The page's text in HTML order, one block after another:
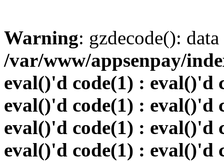
Warning: gzdecode():
/var/www/appsenpay/
eval()'d code(1) : eval()'d
eval()'d code(1) : eval()'d
eval()'d code(1) : eval()'d
eval()'d code(1) : eval()'d